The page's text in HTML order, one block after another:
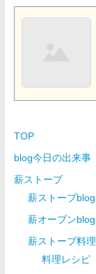
TOP
blog今日の出来事
薪ストーブ
薪ストーブblog
薪オーブンblog
薪ストーブ料理
料理レシピ